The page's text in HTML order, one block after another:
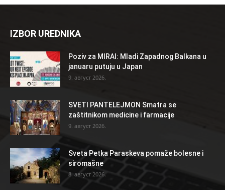
IZBOR UREDNIKA
Poziv za MIRAI: Mladi Zapadnog Balkana u
januaru putuju u Japan
9. август 2026.
SVETI PANTELEJMON Smatra se
zaštitnikom medicine i farmacije
9. август 2026.
Sveta Petka Paraskeva pomaže bolesne i
siromašne
8. август 2026.